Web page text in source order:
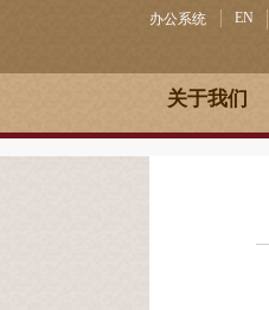
办公系统 EN
关于我们